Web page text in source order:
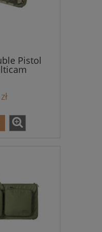
Pistol